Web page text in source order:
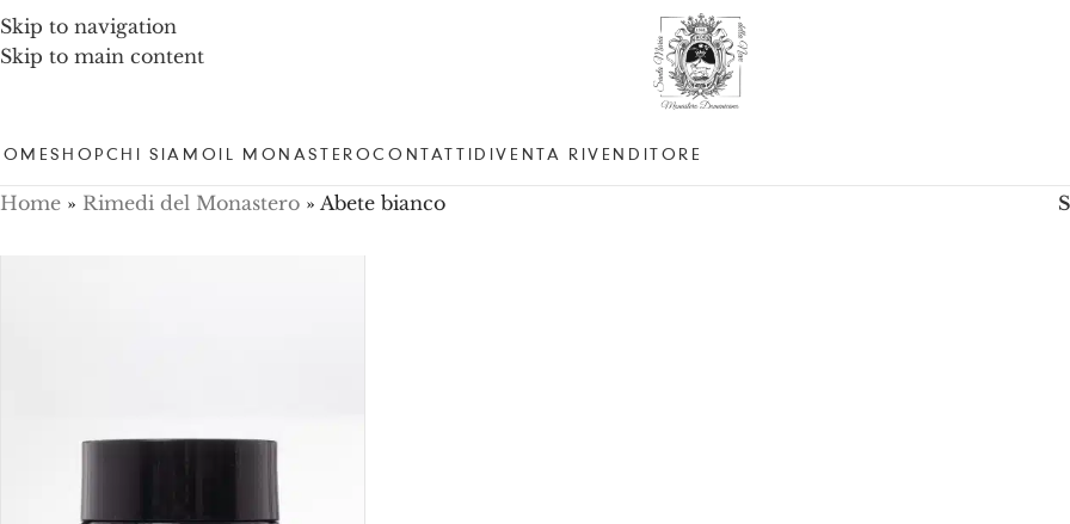
Skip to navigation
Skip to main content
SHOPCHI SIAMO IL MONASTEROCONTATTIDIVENTA RIVENDITORE
Home » Rimedi del Monastero » Abete bianco